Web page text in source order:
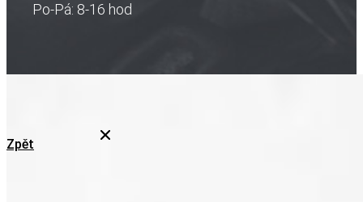
Po-Pá: 8-16 hod
Zpět